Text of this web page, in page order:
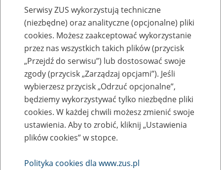
Przepraszamy,
podana strona nie została znaleziona.
Błąd 404
Przejdź do strony głównej
Serwisy ZUS wykorzystują techniczne
(niezbędne) oraz analityczne (opcjonalne) pliki
cookies. Możesz zaakceptować wykorzystanie
przez nas wszystkich takich plików (przycisk
„Przejdź do serwisu”) lub dostosować swoje
zgody (przycisk „Zarządzaj opcjami”). Jeśli
wybierzesz przycisk „Odrzuć opcjonalne”,
będziemy wykorzystywać tylko niezbędne pliki
cookies. W każdej chwili możesz zmienić swoje
ustawienia. Aby to zrobić, kliknij „Ustawienia
plików cookies” w stopce.
Polityka cookies dla www.zus.pl